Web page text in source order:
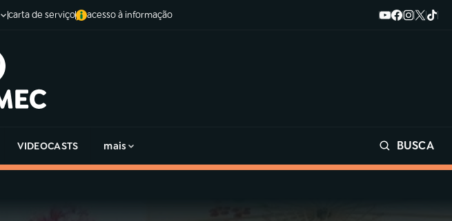
carta de serviço acesso à informação
VIDEOCASTS mais BUSCA